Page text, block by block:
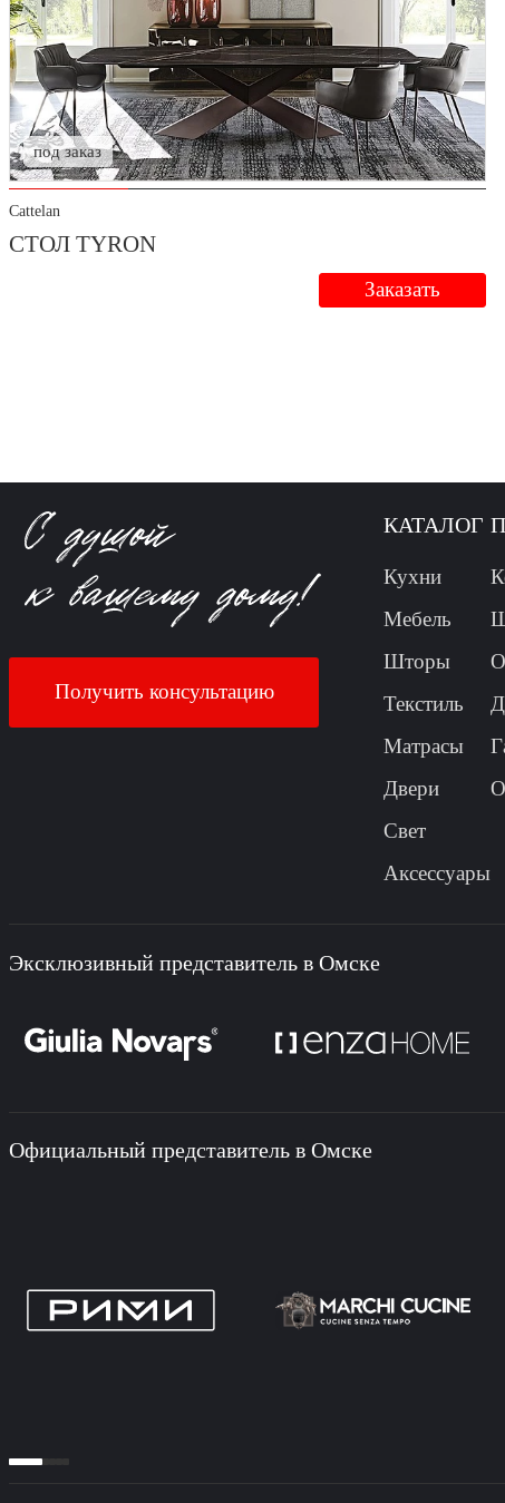
под заказ
Cattelan
СТОЛ TYRON
Заказать
Получить консультацию
КАТАЛОГ
Кухни
Мебель
Шторы
Текстиль
Матрасы
Двери
Свет
Аксессуары
Эксклюзивный представитель в Омске
Официальный представитель в Омске